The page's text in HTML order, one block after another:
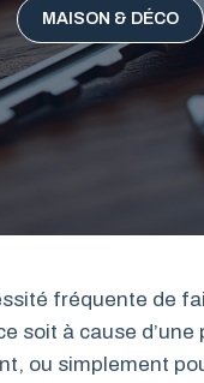
MAISON & DÉCO
fréquente de
soit à cause d’une
ou simplement